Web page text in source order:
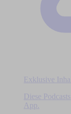
Exklusive
Diese
App.